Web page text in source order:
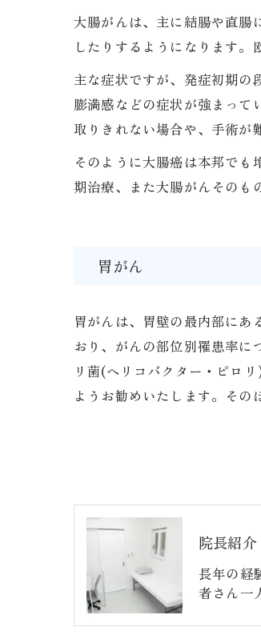
大腸がんは、主に結腸や直腸
したりするようになります。
主な症状ですが、発症初期の
膨満感などの症状が強まって
取りきれない場合や、手術が
そのように大腸癌は本邦で
期治療、また大腸がんそのも
胃がん
胃がんは、胃壁の最内部にあ
おり、がんの部位別罹患率に
リ菌(ヘリコバクター・ピロ
ようお勧めいたします。その
院長紹介
長年の経
者さん一